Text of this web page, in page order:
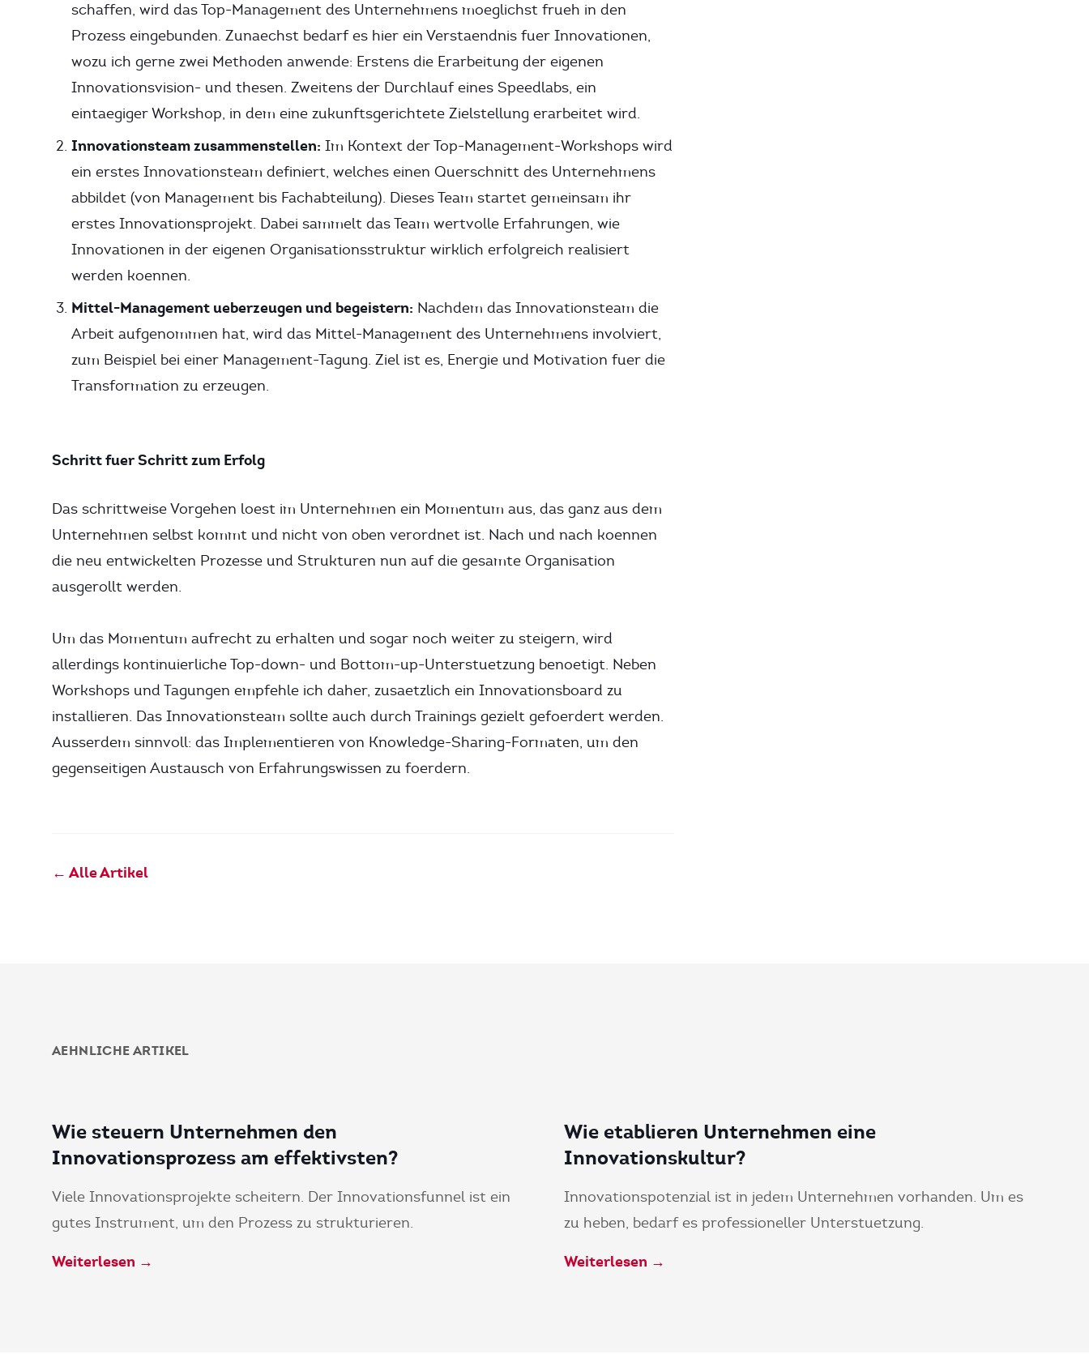
schaffen, wird das Top-Management des Unternehmens moeglichst frueh in den
Prozess eingebunden. Zunaechst bedarf es hier ein Verstaendnis fuer Innovationen,
wozu ich gerne zwei Methoden anwende: Erstens die Erarbeitung der eigenen
Innovationsvision- und thesen. Zweitens der Durchlauf eines Speedlabs, ein
eintaegiger Workshop, in dem eine zukunftsgerichtete Zielstellung erarbeitet wird.
Innovationsteam zusammenstellen: Im Kontext der Top-Management-Workshops wird
ein erstes Innovationsteam definiert, welches einen Querschnitt des Unternehmens
abbildet (von Management bis Fachabteilung). Dieses Team startet gemeinsam ihr
erstes Innovationsprojekt. Dabei sammelt das Team wertvolle Erfahrungen, wie
Innovationen in der eigenen Organisationsstruktur wirklich erfolgreich realisiert
werden koennen.
Mittel-Management ueberzeugen und begeistern: Nachdem das Innovationsteam die
Arbeit aufgenommen hat, wird das Mittel-Management des Unternehmens involviert,
zum Beispiel bei einer Management-Tagung. Ziel ist es, Energie und Motivation fuer die
Transformation zu erzeugen.
Schritt fuer Schritt zum Erfolg
Das schrittweise Vorgehen loest im Unternehmen ein Momentum aus, das ganz aus dem
Unternehmen selbst kommt und nicht von oben verordnet ist. Nach und nach koennen
die neu entwickelten Prozesse und Strukturen nun auf die gesamte Organisation
ausgerollt werden.
Um das Momentum aufrecht zu erhalten und sogar noch weiter zu steigern, wird
allerdings kontinuierliche Top-down- und Bottom-up-Unterstuetzung benoetigt. Neben
Workshops und Tagungen empfehle ich daher, zusaetzlich ein Innovationsboard zu
installieren. Das Innovationsteam sollte auch durch Trainings gezielt gefoerdert werden.
Ausserdem sinnvoll: das Implementieren von Knowledge-Sharing-Formaten, um den
gegenseitigen Austausch von Erfahrungswissen zu foerdern.
← Alle Artikel
AEHNLICHE ARTIKEL
Wie steuern Unternehmen den
Innovationsprozess am effektivsten?
Viele Innovationsprojekte scheitern. Der Innovationsfunnel ist ein
gutes Instrument, um den Prozess zu strukturieren.
Weiterlesen →
Wie etablieren Unternehmen eine
Innovationskultur?
Innovationspotenzial ist in jedem Unternehmen vorhanden. Um es
zu heben, bedarf es professioneller Unterstuetzung.
Weiterlesen →